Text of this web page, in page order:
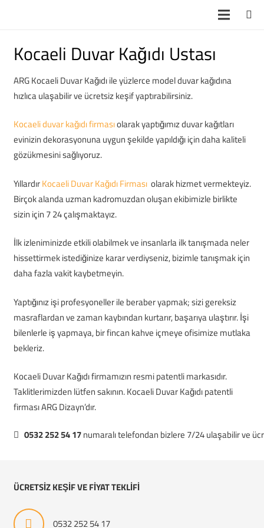
Kocaeli Duvar Kağıdı Ustası
ARG Kocaeli Duvar Kağıdı ile yüzlerce model duvar kağıdına
hızlıca ulaşabilir ve ücretsiz keşif yaptırabilirsiniz.
Kocaeli duvar kağıdı firmasıolarak yaptığımız duvar kağıtları
evinizin dekorasyonuna uygun şekilde yapıldığı için daha kaliteli
gözükmesini sağlıyoruz.
YıllardırKocaeli Duvar Kağıdı Firması olarak hizmet vermekteyiz.
Birçok alanda uzman kadromuzdan oluşan ekibimizle birlikte
sizin için 7 24 çalışmaktayız.
İlk izleniminizde etkili olabilmek ve insanlarla ilk tanışmada neler
hissettirmek istediğinize karar verdiyseniz, bizimle tanışmak için
daha fazla vakit kaybetmeyin.
Yaptığınız işi profesyoneller ile beraber yapmak; sizi gereksiz
masraflardan ve zaman kaybından kurtarır, başarıya ulaştırır. İşi
bilenlerle iş yapmaya, bir fincan kahve içmeye ofisimize mutlaka
bekleriz.
Kocaeli Duvar Kağıdı firmamızın resmi patentli markasıdır.
Taklitlerimizden lütfen sakının. Kocaeli Duvar Kağıdı patentli
firması ARG Dizayn’dır.
0532 252 54 17numaralı telefondan bizlere 7/24 ulaşabilir ve
ÜCRETSİZ KEŞİF VE FİYAT TEKLİFİ
0532 252 54 17